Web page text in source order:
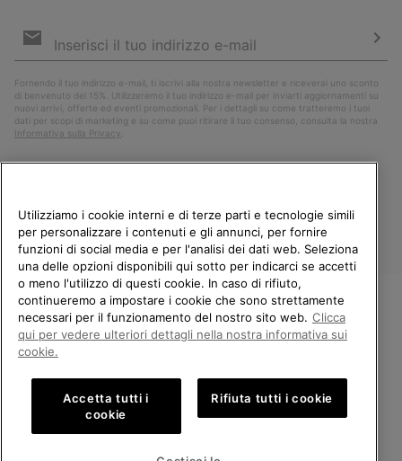
e-
Fornendo il tuo indirizzo e-mail, ti iscrivi alla nostra newsletter e riceverai uno sconto
di benvenuto del 15%. Utilizzeremo il tuo indirizzo e-mail per inviarti aggiornamenti su
nuovi arrivi, offerte ed eventi promozionali. Per i dettagli su come tratteremo i tuoi
dati per scopi di marketing e su come puoi ritirare il tuo consenso, consulta la nostra
Informativa sulla Privacy
Italia
©2026Columbia Sportswear Company. Avenue des Morgines, 12 1213
Petit-Lancy Switzerland. Tutti i diritti riservati.
Politica sulla privacy Termini di utilizzo
Condizioni Generali di Vendita
Public CBCR
BENVENUTO/A IN SOREL.
SELEZIONA IL TUO PAESE DI
Shopping online disponibile
Utilizziamo i cookie interni e di terze parti e tecnologie simili
per personalizzare i contenuti e gli annunci, per fornire
funzioni di social media e per l'analisi dei dati web. Seleziona
una delle opzioni disponibili qui sotto per indicarci se accetti
o meno l'utilizzo di questi cookie. In caso di rifiuto,
continueremo a impostare i cookie che sono strettamente
necessari per il funzionamento del nostro sito web. Clicca
qui per vedere ulteriori dettagli nella nostra informativa sui
cookie.
Accetta tutti i
cookie
Rifiuta tutti i cookie